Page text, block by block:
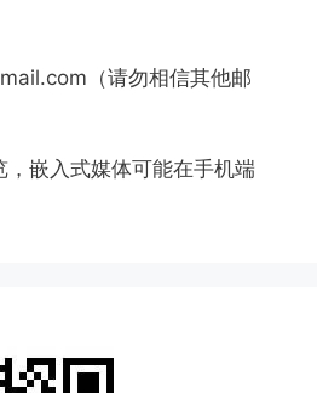
（请勿相信其他邮
，嵌入式媒体可能在手机端